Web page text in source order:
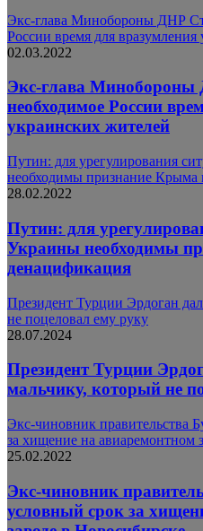
Экс-глава Минобороны ДНР
России время для
02.03.2022
Экс-глава Минобороны
необходимое России
украинских жителей
Путин: для урегулирования
необходимы признание Крыма
28.02.2022
Путин: для
Украины необходимы
денацификация
Президент Турции Эрдоган
не поцеловал ему руку
28.07.2024
Президент Турции
мальчику, который не
Экс-чиновник правительства
за хищение на авиаремонтном
25.02.2022
Экс-чиновник
условный срок за